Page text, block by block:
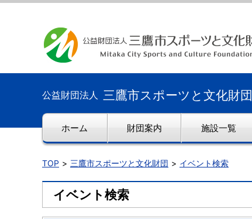
公益財団法人 三鷹市スポーツと文化財団
ホーム 財団案内 施設一覧
TOP 三鷹市スポーツと文化財団 イベント検索
イベント検索